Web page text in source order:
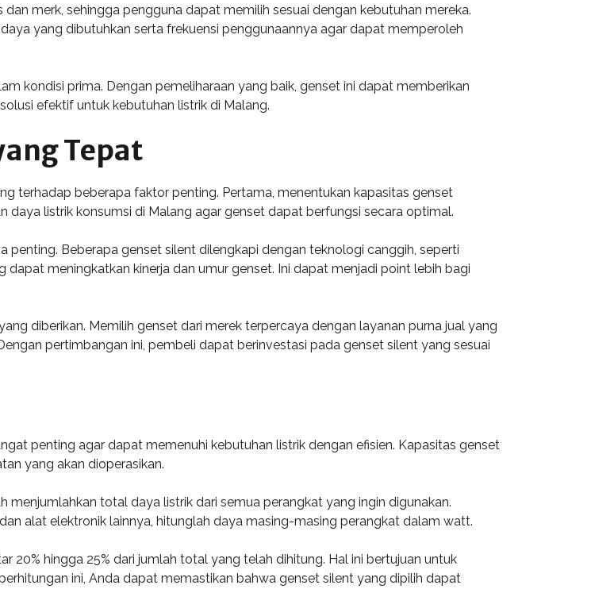
merk, sehingga pengguna dapat memilih sesuai dengan kebutuhan mereka.
yang dibutuhkan serta frekuensi penggunaannya agar dapat memperoleh
kondisi prima. Dengan pemeliharaan yang baik, genset ini dapat memberikan
efektif untuk kebutuhan listrik di Malang.
Tepat
terhadap beberapa faktor penting. Pertama, menentukan kapasitas genset
daya listrik konsumsi di Malang agar genset dapat berfungsi secara optimal.
Beberapa genset silent dilengkapi dengan teknologi canggih, seperti
meningkatkan kinerja dan umur genset. Ini dapat menjadi point lebih bagi
diberikan. Memilih genset dari merek terpercaya dengan layanan purna jual yang
pertimbangan ini, pembeli dapat berinvestasi pada genset silent yang sesuai
penting agar dapat memenuhi kebutuhan listrik dengan efisien. Kapasitas genset
yang akan dioperasikan.
total daya listrik dari semua perangkat yang ingin digunakan.
alat elektronik lainnya, hitunglah daya masing-masing perangkat dalam watt.
20% hingga 25% dari jumlah total yang telah dihitung. Hal ini bertujuan untuk
ini, Anda dapat memastikan bahwa genset silent yang dipilih dapat